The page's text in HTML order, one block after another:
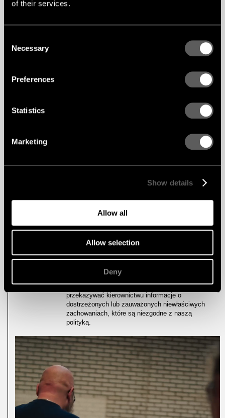
of their services.
Selection
Necessary
Preferences
Statistics
Marketing
Show details
Allow all
Allow selection
Deny
Odpowiedzialność społeczna
Firma Gustafs ma długą historię w zakresie
Podążamy za architektami na całym świecie, a
obecnie nasza działalność obejmuje większość
międzynarodową działalność, zdaliśmy sobie
sprawę z wagi doceniania różnych środowisk.
Pracując w środowisku wielokulturowym, nigdy
nie dostosujemy się do jednego problemu –
korupcji, jednego z największych skarbów
wszelkich form dyskryminacji i stymulowanie
człowieka są częścią naszego codziennego
programu, a także punktem odniesienia przy
W naszej firmie kultura sygnalizowania
nieprawidłowości jest ważną funkcją. Dzięki niej
wszyscy pracownicy mogą bezpośrednio
przekazywać kierownictwu informacje o
dostrzeżonych lub zauważonych niewłaściwych
zachowaniach, które są niezgodne z naszą
polityką.